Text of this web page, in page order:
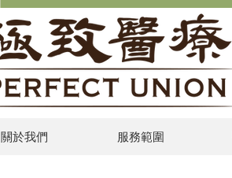
關於我們 服務範圍